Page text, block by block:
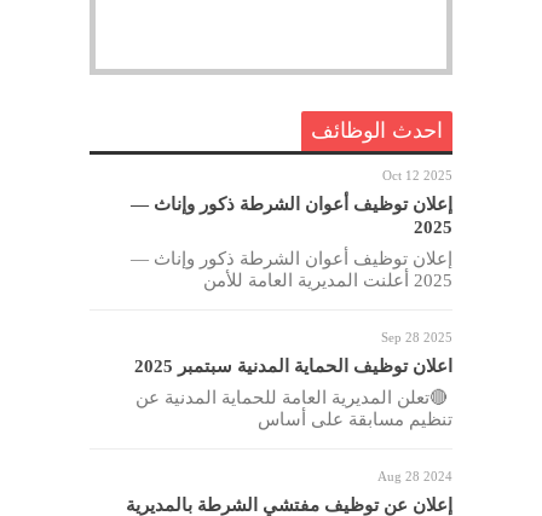
احدث الوظائف
Oct 12 2025
إعلان توظيف أعوان الشرطة ذكور وإناث —
2025
إعلان توظيف أعوان الشرطة ذكور وإناث —
2025 أعلنت المديرية العامة للأمن
Sep 28 2025
اعلان توظيف الحماية المدنية سبتمبر 2025
🔴تعلن المديرية العامة للحماية المدنية عن
تنظيم مسابقة على أساس
Aug 28 2024
إعلان عن توظيف مفتشي الشرطة بالمديرية